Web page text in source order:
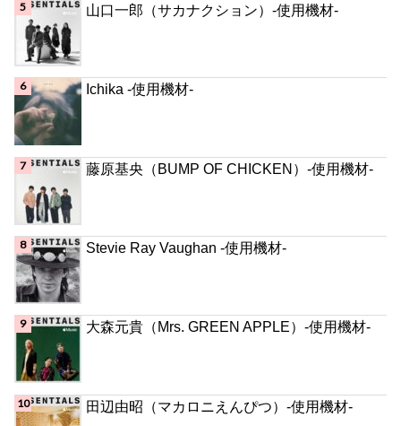
山口一郎（サカナクション）-使用機材-
Ichika -使用機材-
藤原基央（BUMP OF CHICKEN）-使用機材-
Stevie Ray Vaughan -使用機材-
大森元貴（Mrs. GREEN APPLE）-使用機材-
田辺由昭（マカロニえんぴつ）-使用機材-